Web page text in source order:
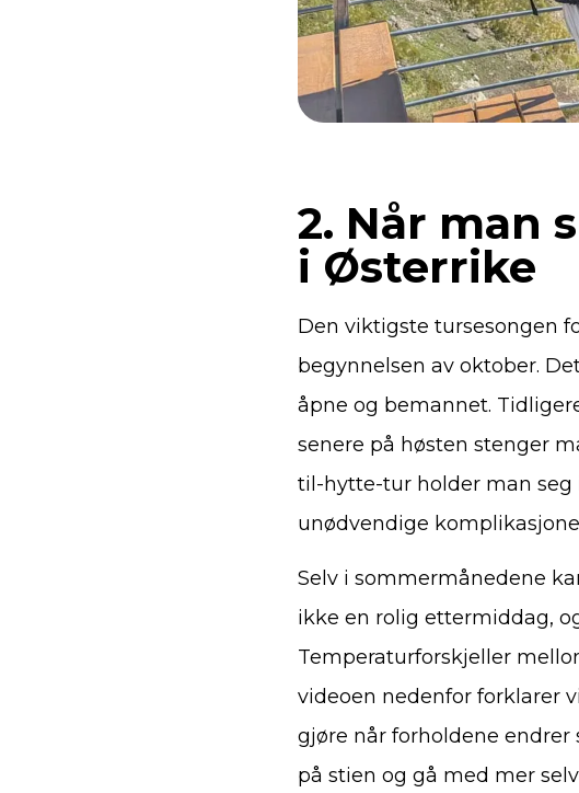
2. Når man
i Østerrike
Den viktigste tursesongen
begynnelsen av oktober.
åpne og bemannet.
senere på høsten stenger
til-hytte-tur holder man seg
unødvendige
Selv i sommermånedene
ikke en rolig ettermiddag,
Temperaturforskjeller
videoen nedenfor forklarer
gjøre når forholdene endrer
på stien og gå med mer